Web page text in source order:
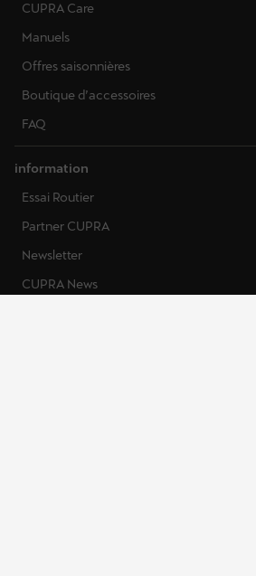
CUPRA Care
Manuels
Offres saisonnières
Boutique d’accessoires
FAQ
information
Essai Routier
Partner CUPRA
Newsletter
CUPRA News